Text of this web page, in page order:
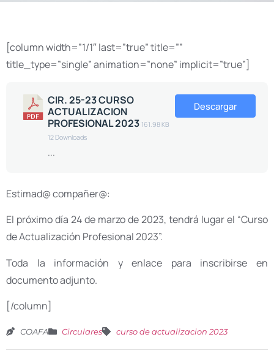
[column width=”1/1″ last=”true” title=””
title_type=”single” animation=”none” implicit=”true”]
CIR. 25-23 CURSO
ACTUALIZACION
PROFESIONAL 2023 161.98 KB
12 Downloads
...
Descargar
Estimad@ compañer@:
El próximo día 24 de marzo de 2023, tendrá lugar el “Curso
de Actualización Profesional 2023”.
Toda la información y enlace para inscribirse en
documento adjunto.
[/column]
COAFA Circulares curso de actualizacion 2023